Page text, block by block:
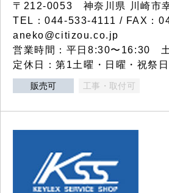
〒212-0053 神奈川県 川崎市
TEL：044-533-4111 / FAX：
aneko@citizou.co.jp
営業時間：平日8:30〜16:30
定休日：第1土曜・日曜・祝祭日
販売可 工事・取付可